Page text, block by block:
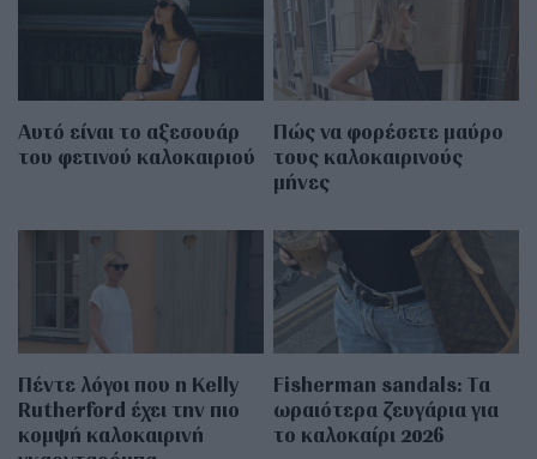
Αυτό είναι το αξεσουάρ
του φετινού καλοκαιριού
Πώς να φορέσετε μαύρο
τους καλοκαιρινούς
μήνες
Πέντε λόγοι που η Kelly
Rutherford έχει την πιο
κομψή καλοκαιρινή
Fisherman sandals: Tα
ωραιότερα ζευγάρια για
το καλοκαίρι 2026